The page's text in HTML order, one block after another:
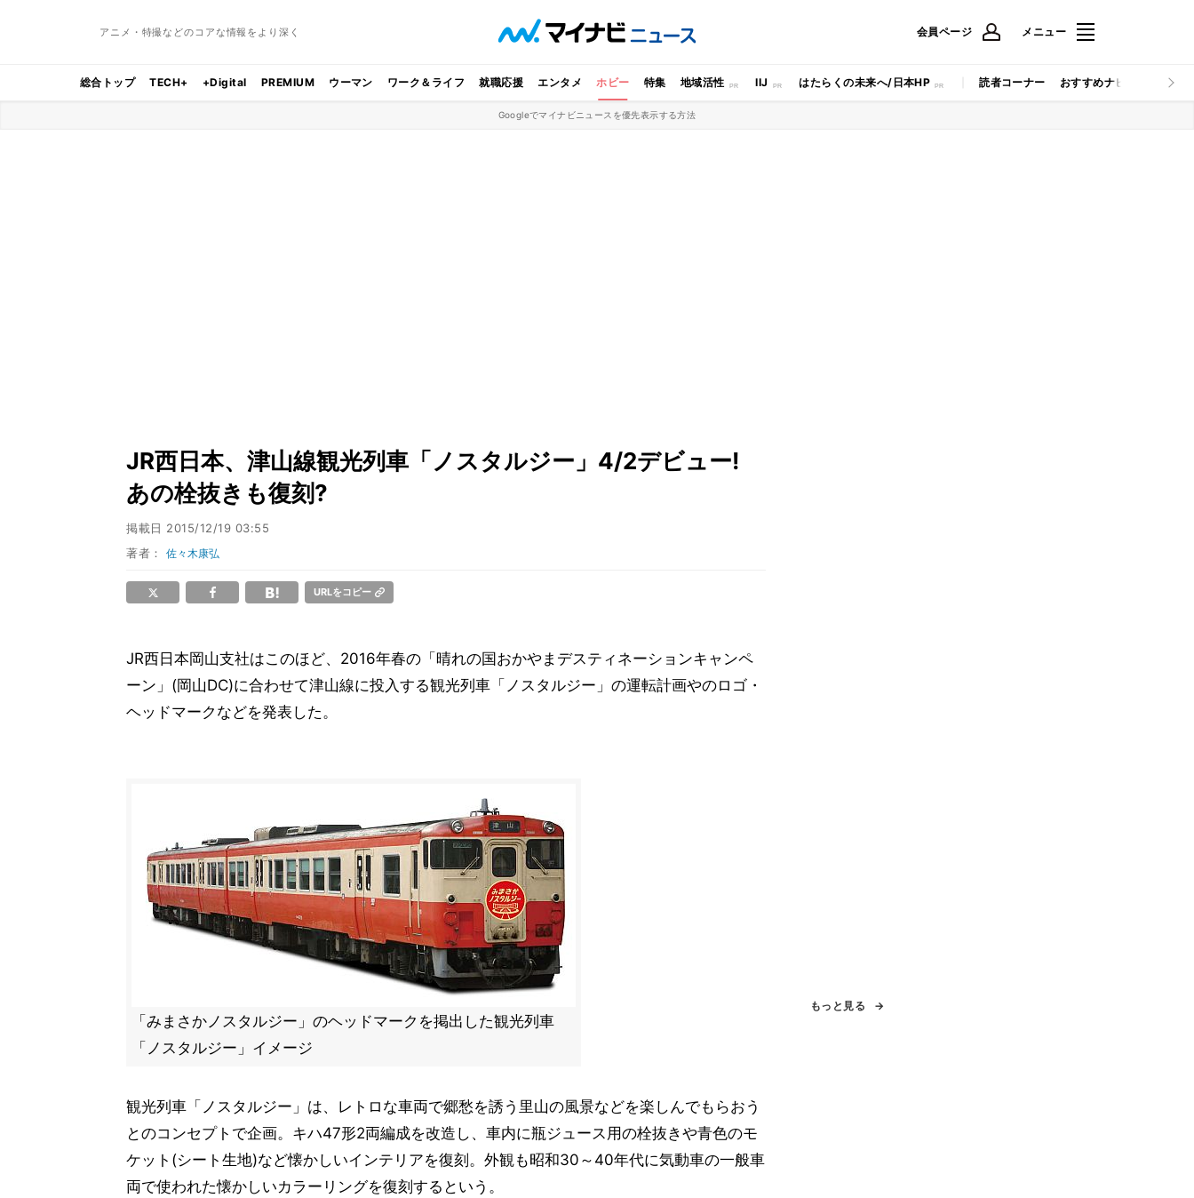
アニメ・特撮などのコアな情報をより深く 会員ページ メニュー
総合トップ TECH+ +Digital PREMIUM ウーマン ワーク＆ライフ 就職応援 エンタメ ホビー 特集 地域活性 IIJ はたらくの未来へ/日本HP 読者コーナー おすすめナビ マイナビ
Googleでマイナビニュースを優先表示する方法
JR西日本、津山線観光列車「ノスタルジー」4/2デビュー!
あの栓抜きも復刻?
掲載日 2015/12/19 03:55
著者：佐々木康弘
URLをコピー
JR西日本岡山支社はこのほど、2016年春の「晴れの国おかやまデスティネーションキャンペ
ーン」(岡山DC)に合わせて津山線に投入する観光列車「ノスタルジー」の運転計画やのロゴ・
ヘッドマークなどを発表した。
「みまさかノスタルジー」のヘッドマークを掲出した観光列車
「ノスタルジー」イメージ
観光列車「ノスタルジー」は、レトロな車両で郷愁を誘う里山の風景などを楽しんでもらおう
とのコンセプトで企画。キハ47形2両編成を改造し、車内に瓶ジュース用の栓抜きや青色のモ
ケット(シート生地)など懐かしいインテリアを復刻。外観も昭和30～40年代に気動車の一般車
両で使われた懐かしいカラーリングを復刻するという。
もっと見る